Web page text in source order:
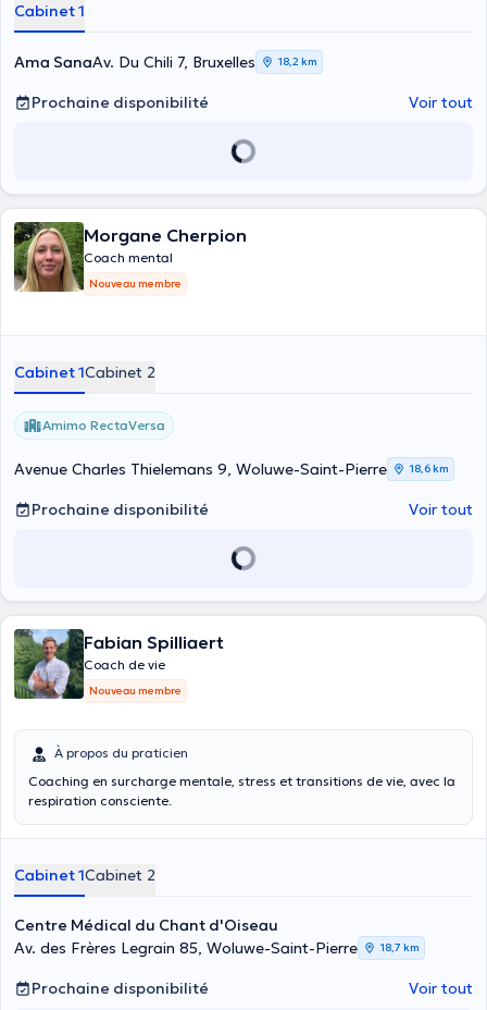
Cabinet 1
Ama SanaAv. Du Chili 7, Bruxelles 18,2 km
Prochaine disponibilité Voir tout
Morgane Cherpion
Coach mental
Nouveau membre
Cabinet 1Cabinet 2
Amimo RectaVersa
Avenue Charles Thielemans 9, Woluwe-Saint-Pierre 18,6 km
Prochaine disponibilité Voir tout
Fabian Spilliaert
Coach de vie
Nouveau membre
À propos du praticien
Coaching en surcharge mentale, stress et transitions de vie, avec la
respiration consciente.
Cabinet 1Cabinet 2
Centre Médical du Chant d'Oiseau
Av. des Frères Legrain 85, Woluwe-Saint-Pierre
18,7 km
Prochaine disponibilité Voir tout